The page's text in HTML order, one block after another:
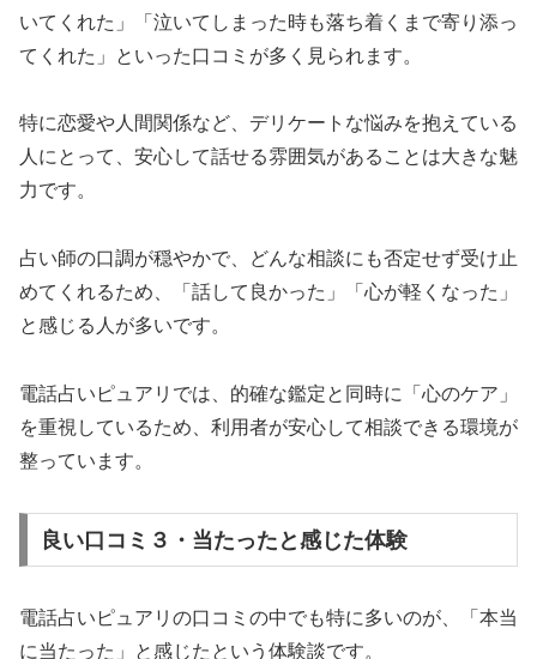
いてくれた」「泣いてしまった時も落ち着くまで寄り添っ
てくれた」といった口コミが多く見られます。
特に恋愛や人間関係など、デリケートな悩みを抱えている
人にとって、安心して話せる雰囲気があることは大きな魅
力です。
占い師の口調が穏やかで、どんな相談にも否定せず受け止
めてくれるため、「話して良かった」「心が軽くなった」
と感じる人が多いです。
電話占いピュアリでは、的確な鑑定と同時に「心のケア」
を重視しているため、利用者が安心して相談できる環境が
整っています。
良い口コミ３・当たったと感じた体験
電話占いピュアリの口コミの中でも特に多いのが、「本当
に当たった」と感じたという体験談です。